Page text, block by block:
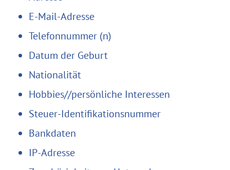
E-Mail-Adresse
Telefonnummer (n)
Datum der Geburt
Nationalität
Hobbies//persönliche Interessen
Steuer-Identifikationsnummer
Bankdaten
IP-Adresse